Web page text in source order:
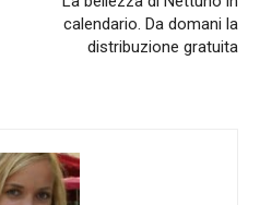
calendario. Da domani la
distribuzione gratuita